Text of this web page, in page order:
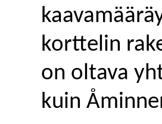
korttelin
on oltava
kuin